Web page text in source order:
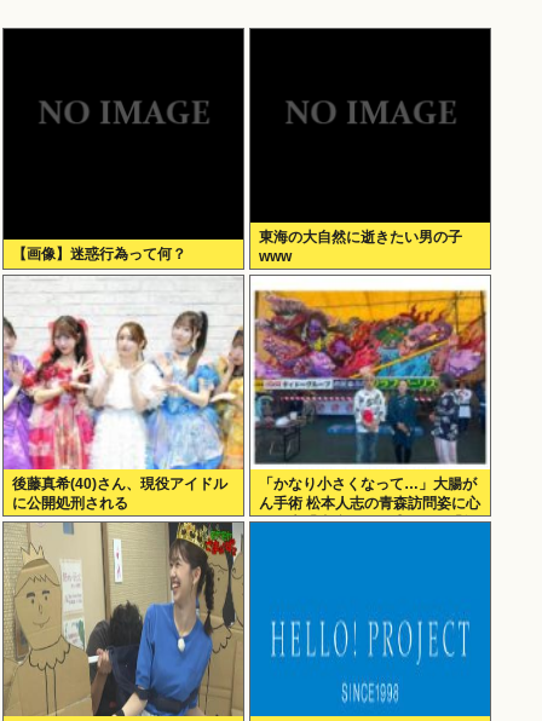
【画像】迷惑行為って何？
東海の大自然に逝きたい男の子
www
後藤真希(40)さん、現役アイドル
に公開処刑される
「かなり小さくなって…」大腸が
ん手術 松本人志の青森訪問姿に心
配の声「脂肪のない感じが」「無